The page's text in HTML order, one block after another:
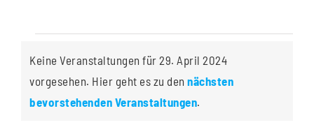
Veranstaltungen
für
Hinweis
Keine Veranstaltungen für 29. April 2024
vorgesehen. Hier geht es zu den nächsten
bevorstehenden Veranstaltungen.